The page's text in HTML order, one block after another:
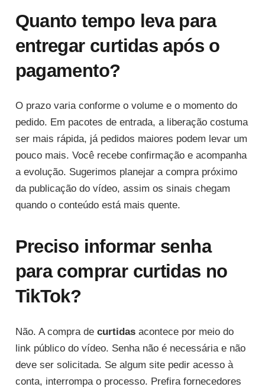
Quanto tempo leva para
entregar curtidas após o
pagamento?
O prazo varia conforme o volume e o momento do
pedido. Em pacotes de entrada, a liberação costuma
ser mais rápida, já pedidos maiores podem levar um
pouco mais. Você recebe confirmação e acompanha
a evolução. Sugerimos planejar a compra próximo
da publicação do vídeo, assim os sinais chegam
quando o conteúdo está mais quente.
Preciso informar senha
para comprar curtidas no
TikTok?
Não. A compra de curtidasacontece por meio do
link público do vídeo. Senha não é necessária e não
deve ser solicitada. Se algum site pedir acesso à
conta, interrompa o processo. Prefira fornecedores